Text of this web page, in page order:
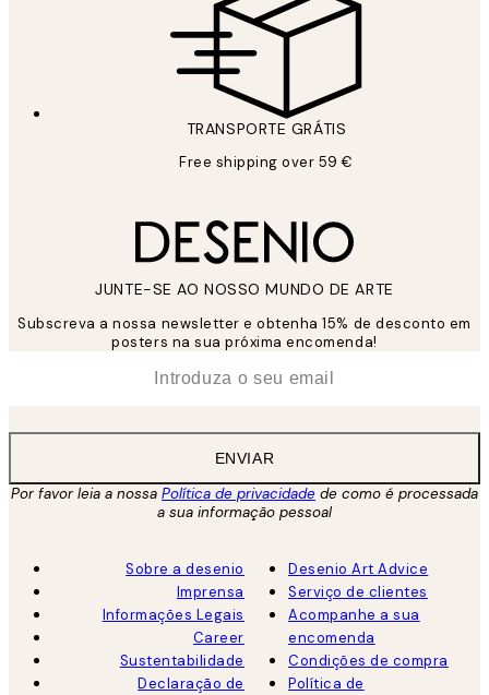
TRANSPORTE GRÁTIS
Free shipping over 59 €
JUNTE-SE AO NOSSO MUNDO DE ARTE
Subscreva a nossa newsletter e obtenha 15% de desconto em
posters na sua próxima encomenda!
ENVIAR
Por favor leia a nossa Política de privacidade de como é processada
a sua informação pessoal
Sobre a desenio
Imprensa
Informações Legais
Career
Sustentabilidade
Declaração de
Desenio Art Advice
Serviço de clientes
Acompanhe a sua
encomenda
Condições de compra
Política de